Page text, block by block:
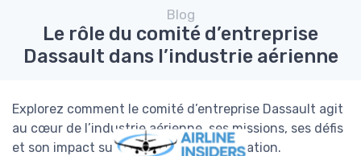
Blog
Le rôle du comité d’entreprise
Dassault dans l’industrie aérienne
Explorez comment le comité d’entreprise Dassault agit
au cœur de l’industrie aérienne, ses missions, ses défis
et son impact sur les salariés et l’innovation.